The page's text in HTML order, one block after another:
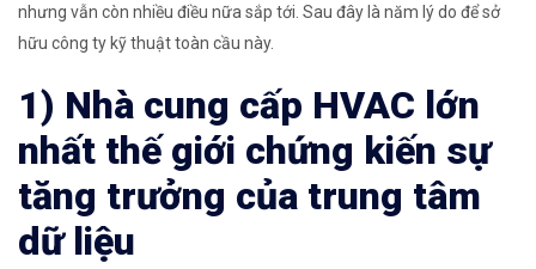
nhưng vẫn còn nhiều điều nữa sắp tới. Sau đây là năm lý do để sở
hữu công ty kỹ thuật toàn cầu này.
1) Nhà cung cấp HVAC lớn
nhất thế giới chứng kiến ​​sự
tăng trưởng của trung tâm
dữ liệu